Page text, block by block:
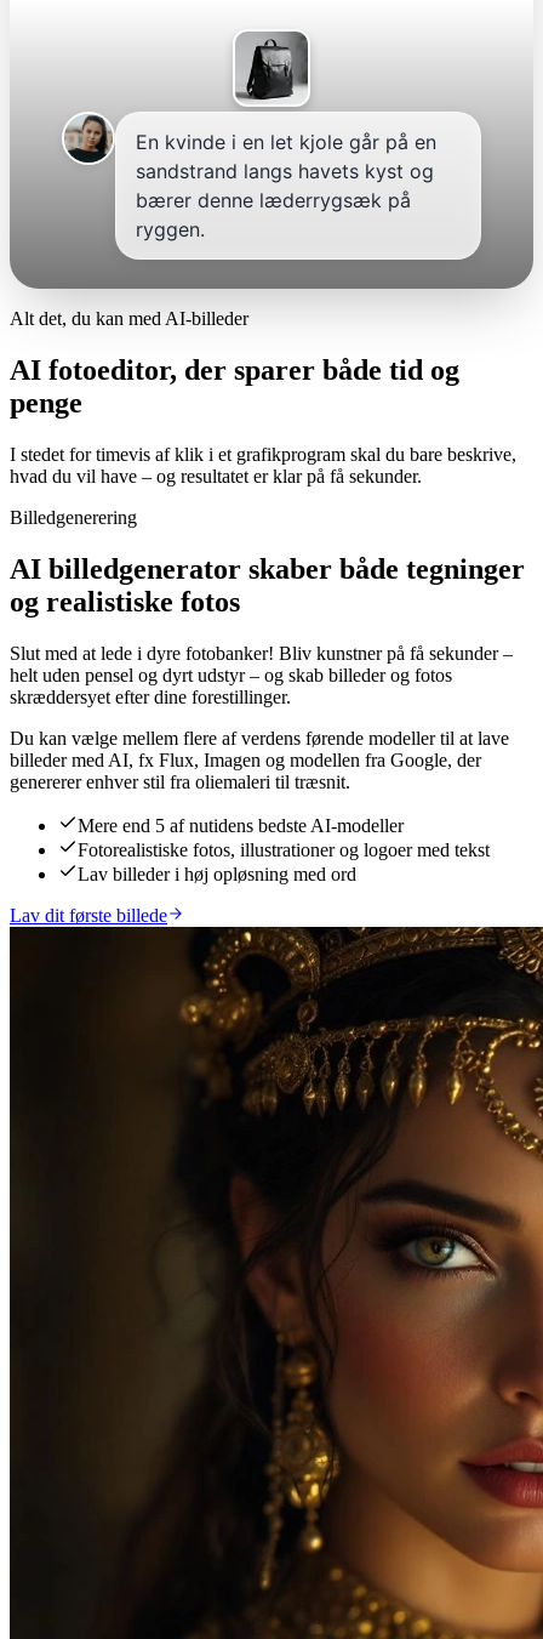
En kvinde i en let kjole går på en
sandstrand langs havets kyst og
bærer denne læderrygsæk på
ryggen.
Alt det, du kan med AI-billeder
AI fotoeditor, der sparer både tid og
penge
I stedet for timevis af klik i et grafikprogram skal du bare beskrive,
hvad du vil have – og resultatet er klar på få sekunder.
Billedgenerering
AI billedgenerator skaber både tegninger
og realistiske fotos
Slut med at lede i dyre fotobanker! Bliv kunstner på få sekunder –
helt uden pensel og dyrt udstyr – og skab billeder og fotos
skræddersyet efter dine forestillinger.
Du kan vælge mellem flere af verdens førende modeller til at lave
billeder med AI, fx Flux, Imagen og modellen fra Google, der
genererer enhver stil fra oliemaleri til træsnit.
Mere end 5 af nutidens bedste AI-modeller
Fotorealistiske fotos, illustrationer og logoer med tekst
Lav billeder i høj opløsning med ord
Lav dit første billede